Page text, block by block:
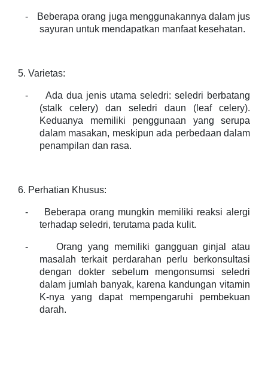
-
Beberapa orang juga menggunakannya dalam jus
sayuran untuk mendapatkan manfaat kesehatan.
5. Varietas:
-
Ada dua jenis utama seledri: seledri berbatang
(stalk celery) dan seledri daun (leaf celery).
Keduanya memiliki penggunaan yang serupa
dalam masakan, meskipun ada perbedaan dalam
penampilan dan rasa.
6. Perhatian Khusus:
-
Beberapa orang mungkin memiliki reaksi alergi
terhadap seledri, terutama pada kulit.
-
Orang yang memiliki gangguan ginjal atau
masalah terkait perdarahan perlu berkonsultasi
dengan dokter sebelum mengonsumsi seledri
dalam jumlah banyak, karena kandungan vitamin
K-nya yang dapat mempengaruhi pembekuan
darah.